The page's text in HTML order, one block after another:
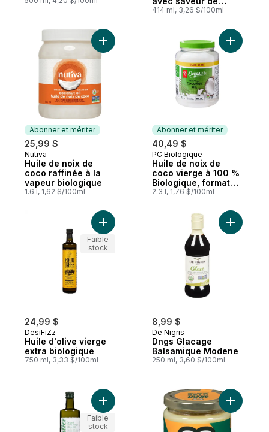
beurre sans produits
414 ml, 3,26 $/100ml
Abonner et mériter
25,99 $
Abonner et mériter
Nutiva
Huile de noix de
coco raffinée à la
vapeur biologique
1.6 l, 1,62 $/100ml
Ajouter Huile de noix de coco raffinée à
Abonner et mériter
40,49 $
Abonner et mériter
PC Biologique
Huile de noix de
coco vierge à 100 %
Biologique, format
Club
2.3 l, 1,76 $/100ml
Ajouter
24,99 $
DesiFiZz
Huile d'olive vierge
extra biologique
750 ml, 3,33 $/100ml
Ajouter Huile d'olive vierge extra
Faible
stock
8,99 $
De Nigris
Dngs Glacage
Balsamique Modene
250 ml, 3,60 $/100ml
Ajouter
Ajouter Huile d'Olive Extra Vierge
Faible
stock
Ajouter